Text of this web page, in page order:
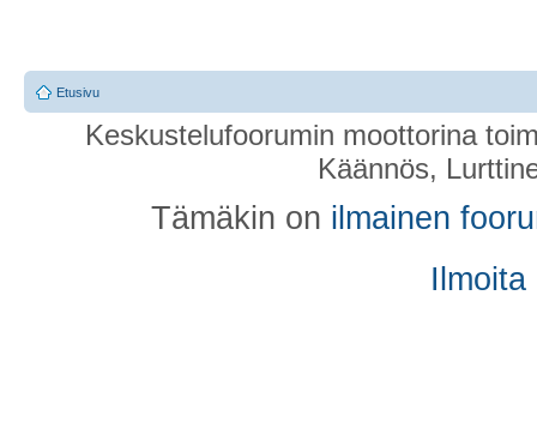
Etusivu
Keskustelufoorumin moottorina
Käännös,
Tämäkin on ilmainen